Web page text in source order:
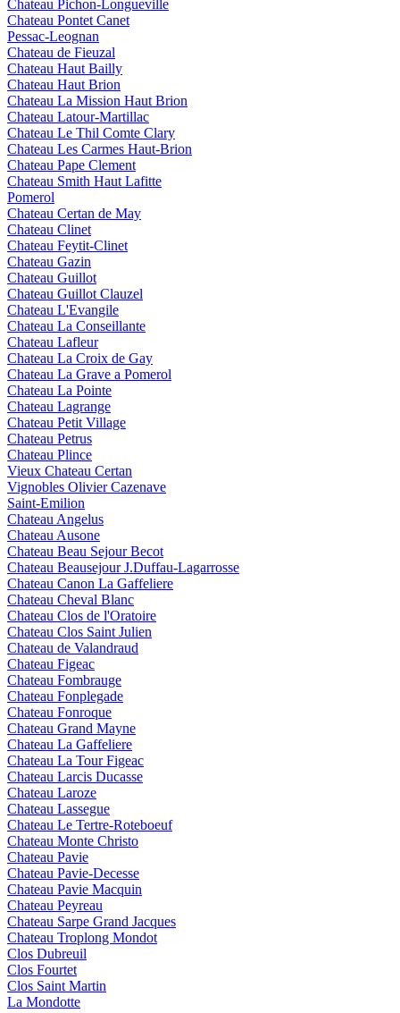
Chateau Pichon-Longueville
Chateau Pontet Canet
Pessac-Leognan
Chateau de Fieuzal
Chateau Haut Bailly
Chateau Haut Brion
Chateau La Mission Haut Brion
Chateau Latour-Martillac
Chateau Le Thil Comte Clary
Chateau Les Carmes Haut-Brion
Chateau Pape Clement
Chateau Smith Haut Lafitte
Pomerol
Chateau Certan de May
Chateau Clinet
Chateau Feytit-Clinet
Chateau Gazin
Chateau Guillot
Chateau Guillot Clauzel
Chateau L'Evangile
Chateau La Conseillante
Chateau Lafleur
Chateau La Croix de Gay
Chateau La Grave a Pomerol
Chateau La Pointe
Chateau Lagrange
Chateau Petit Village
Chateau Petrus
Chateau Plince
Vieux Chateau Certan
Vignobles Olivier Cazenave
Saint-Emilion
Chateau Angelus
Chateau Ausone
Chateau Beau Sejour Becot
Chateau Beausejour J.Duffau-Lagarrosse
Chateau Canon La Gaffeliere
Chateau Cheval Blanc
Chateau Clos de l'Oratoire
Chateau Clos Saint Julien
Chateau de Valandraud
Chateau Figeac
Chateau Fombrauge
Chateau Fonplegade
Chateau Fonroque
Chateau Grand Mayne
Chateau La Gaffeliere
Chateau La Tour Figeac
Chateau Larcis Ducasse
Chateau Laroze
Chateau Lassegue
Chateau Le Tertre-Roteboeuf
Chateau Monte Christo
Chateau Pavie
Chateau Pavie-Decesse
Chateau Pavie Macquin
Chateau Peyreau
Chateau Sarpe Grand Jacques
Chateau Troplong Mondot
Clos Dubreuil
Clos Fourtet
Clos Saint Martin
La Mondotte